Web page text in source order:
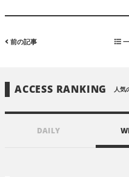
前の記事
ACCESS RANKING 人気
DAILY